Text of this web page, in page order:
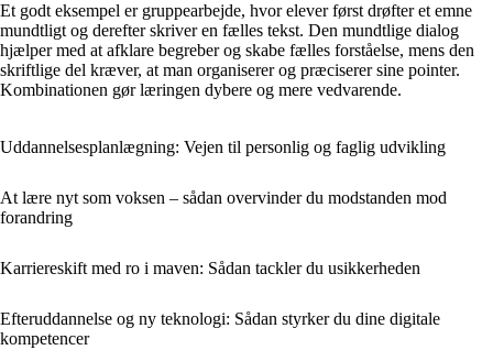
Et godt eksempel er gruppearbejde, hvor elever først drøfter et emne
mundtligt og derefter skriver en fælles tekst. Den mundtlige dialog
hjælper med at afklare begreber og skabe fælles forståelse, mens den
skriftlige del kræver, at man organiserer og præciserer sine pointer.
Kombinationen gør læringen dybere og mere vedvarende.
Uddannelsesplanlægning: Vejen til personlig og faglig udvikling
At lære nyt som voksen – sådan overvinder du modstanden mod
forandring
Karriereskift med ro i maven: Sådan tackler du usikkerheden
Efteruddannelse og ny teknologi: Sådan styrker du dine digitale
kompetencer